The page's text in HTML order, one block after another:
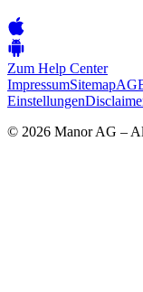
Zum Help Center
ImpressumSitemap
Einstellungen
© 2026 Manor AG –